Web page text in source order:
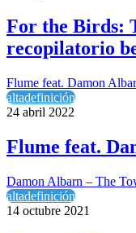
For the Birds:
recopilatorio
Flume feat. Damon
altadefinición
24 abril 2022
Flume feat.
Damon Albarn – The
altadefinición
14 octubre 2021